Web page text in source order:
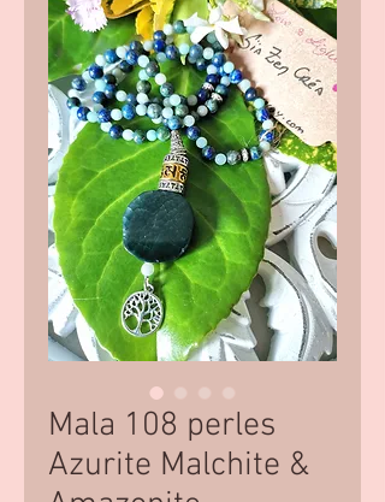
Mala 108 perles
Azurite Malchite &